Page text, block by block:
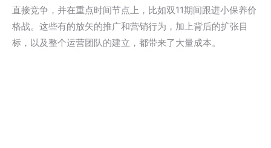
直接竞争，并在重点时间节点上，比如双11期间跟进小保养价
格战。这些有的放矢的推广和营销行为，加上背后的扩张目
标，以及整个运营团队的建立，都带来了大量成本。